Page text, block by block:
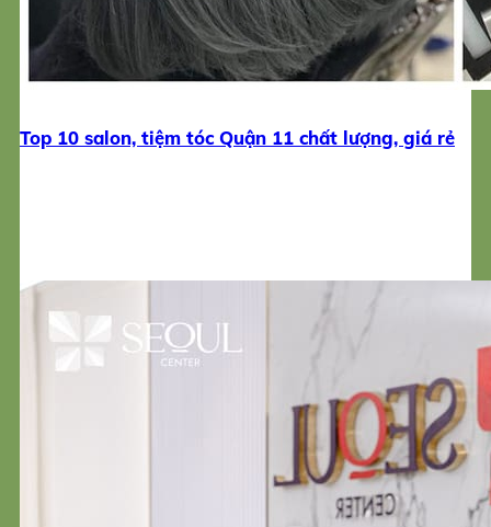
Top 10 salon, tiệm tóc Quận 11 chất lượng, giá rẻ